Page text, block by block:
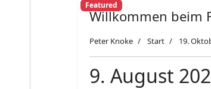
Featured
Willkommen beim
Peter Knoke Start 19.
9. August